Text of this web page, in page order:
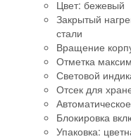
Цвет: бежевый
Закрытый
стали
Вращение
Отметка
Световой
Отсек для
Блокировка
Упаковка: